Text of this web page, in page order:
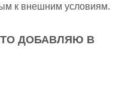
к внешним условиям.
ДОБАВЛЯЮ В